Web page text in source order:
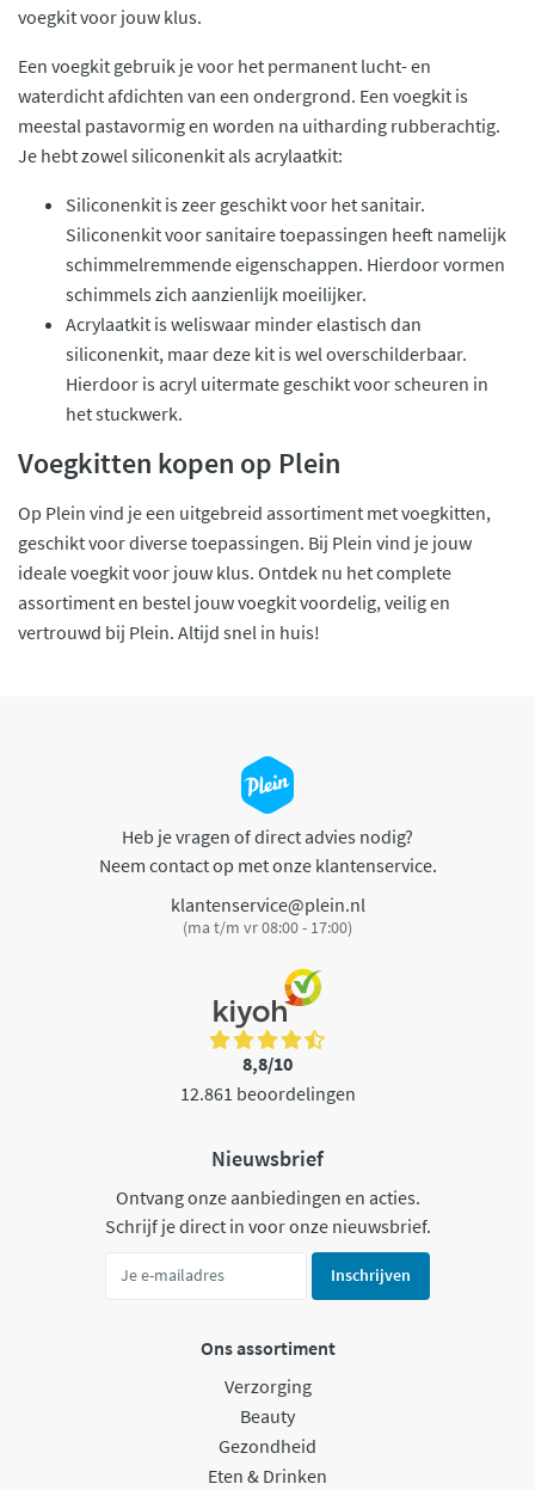
voegkit voor jouw klus.
Een voegkit gebruik je voor het permanent lucht- en
waterdicht afdichten van een ondergrond. Een voegkit is
meestal pastavormig en worden na uitharding rubberachtig.
Je hebt zowel siliconenkit als acrylaatkit:
Siliconenkit is zeer geschikt voor het sanitair.
Siliconenkit voor sanitaire toepassingen heeft namelijk
schimmelremmende eigenschappen. Hierdoor vormen
schimmels zich aanzienlijk moeilijker.
Acrylaatkit is weliswaar minder elastisch dan
siliconenkit, maar deze kit is wel overschilderbaar.
Hierdoor is acryl uitermate geschikt voor scheuren in
het stuckwerk.
Voegkitten kopen op Plein
Op Plein vind je een uitgebreid assortiment met voegkitten,
geschikt voor diverse toepassingen. Bij Plein vind je jouw
ideale voegkit voor jouw klus. Ontdek nu het complete
assortiment en bestel jouw voegkit voordelig, veilig en
vertrouwd bij Plein. Altijd snel in huis!
Heb je vragen of direct advies nodig?
Neem contact op met onze klantenservice.
klantenservice@plein.nl
(ma t/m vr 08:00 - 17:00)
8,8/10
12.861 beoordelingen
Nieuwsbrief
Ontvang onze aanbiedingen en acties.
Schrijf je direct in voor onze nieuwsbrief.
Inschrijven
Ons assortiment
Verzorging
Beauty
Gezondheid
Eten & Drinken